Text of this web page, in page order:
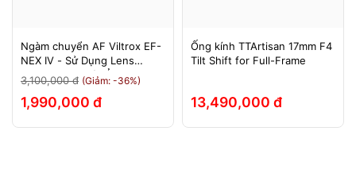
Ngàm chuyển AF Viltrox EF-
NEX IV - Sử Dụng Lens
Canon Trên Máy Ảnh Sony
E-Mount - Bảo Hành 12
Tháng.
3,100,000 đ (Giảm: -36%)
1,990,000 đ
Ống kính TTArtisan 17mm F4
Tilt Shift for Full-Frame
13,490,000 đ